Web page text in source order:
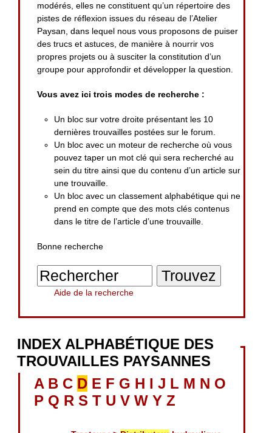
modérés, elles ne constituent qu’un répertoire des
pistes de réflexion issues du réseau de l’Atelier
Paysan, dans lequel nous vous proposons de puiser
des trucs et astuces, de manière à nourrir vos
propres projets ou à susciter la constitution d’un
groupe pour approfondir et développer la question.
Vous avez ici trois modes de recherche :
Un bloc sur votre droite présentant les 10
dernières trouvailles postées sur le forum.
Un bloc avec un moteur de recherche où vous
pouvez taper un mot clé qui sera recherché au
sein du titre ainsi que du contenu d’un article sur
une trouvaille.
Un bloc avec un classement alphabétique qui ne
prend en compte que des mots clés contenus
dans le titre de l’article d’une trouvaille.
Bonne recherche
Aide de la recherche
INDEX ALPHABÉTIQUE DES
TROUVAILLES PAYSANNES
A B C D E F G H I J L M N O
P Q R S T U V W Y Z